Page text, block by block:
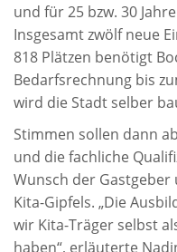
und für 25 bzw. 30
Insgesamt zwölf neue
818 Plätzen benötigt
Bedarfsrechnung bis
wird die Stadt selber
Stimmen sollen dann
und die fachliche
Wunsch der Gastgeber
Kita-Gipfels. „Die
wir Kita-Träger selbst
haben“, erläuterte